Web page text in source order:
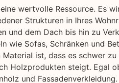
wertvolle Ressource. Es
Strukturen in Ihres
und dem Dach bis hin zu
wie Sofas, Schränken und
ist, dass es schwer zu
Holzprodukten steigt. Egal
und Fassadenverkleidung.